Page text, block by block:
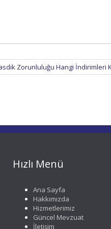
Zorunluluğu Hangi İndirimleri
Hızlı Menü
Ana Sayfa
Hakkımızda
Hizmetlerimiz
Güncel Mevzuat
İletişim